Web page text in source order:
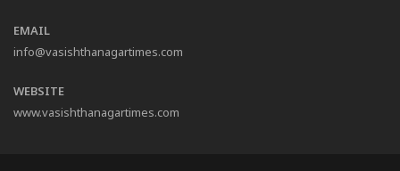
EMAIL
info@vasishthanagartimes.com
WEBSITE
www.vasishthanagartimes.com